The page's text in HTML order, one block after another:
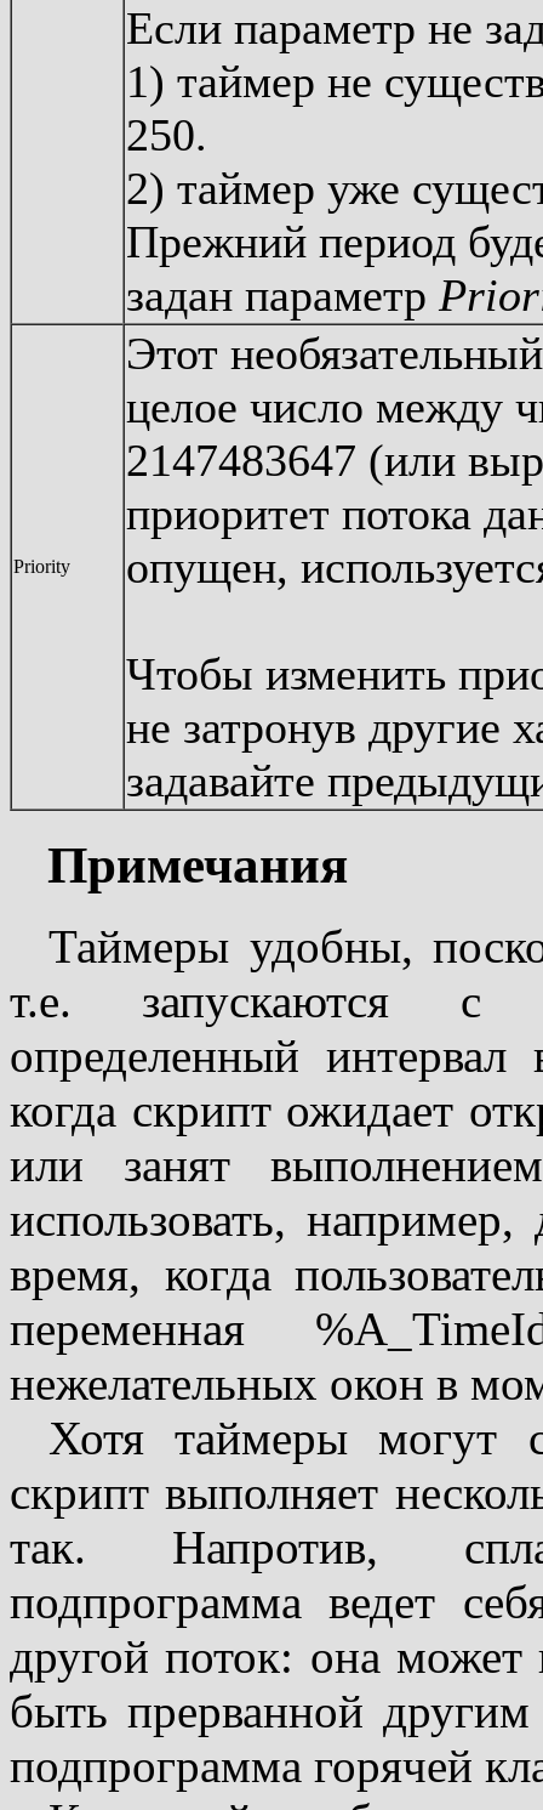
Если параметр не
1) таймер не
250.
2) таймер уже
Прежний период
задан параметр
Priority
Этот
целое число между
2147483647 (или
приоритет потока
опущен,
Чтобы изменить
не затронув другие
задавайте
Примечания
Таймеры удобны,
т.е. запускаются с
определенный
когда скрипт ожидает
или занят
использовать,
время, когда
переменная
нежелательных окон в
Хотя таймеры могут
скрипт выполняет
так. Напротив,
подпрограмма ведет
другой поток: она может
быть прерванной
подпрограмма горячей